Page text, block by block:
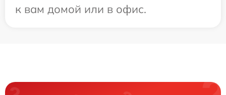
к вам домой или в офис.